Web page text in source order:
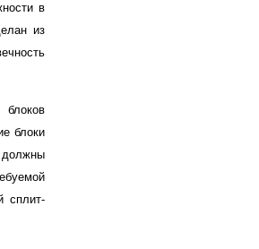
в
из
блоки
сплит-